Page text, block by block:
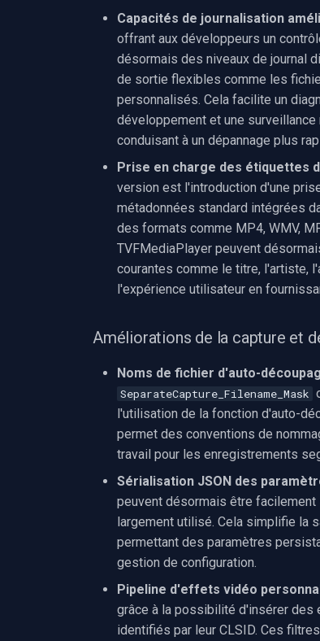
Capacités de journalisation
offrant aux développeurs un
désormais des niveaux de journal
de sortie flexibles comme les
personnalisés. Cela facilite un
développement et une
conduisant à un dépannage plus
Prise en charge des étiquettes
version est l'introduction d'une
métadonnées standard intégrées
des formats comme MP4, WMV,
TVFMediaPlayer peuvent
courantes comme le titre, l'artiste,
l'expérience utilisateur en
Améliorations de la capture et
Noms de fichier d'auto-
SeparateCapture_Filename_Mask
l'utilisation de la fonction d'auto-
permet des conventions de
travail pour les enregistrements
Sérialisation JSON des
peuvent désormais être
largement utilisé. Cela simplifie la
permettant des paramètres
gestion de configuration.
Pipeline d'effets vidéo
grâce à la possibilité d'insérer
identifiés par leur CLSID. Ces